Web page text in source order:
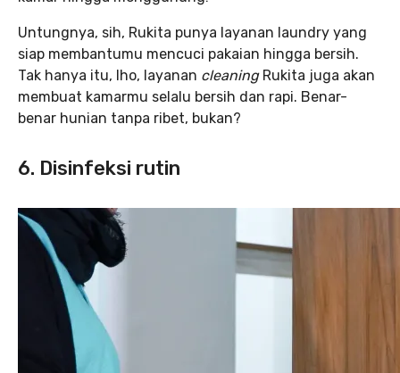
Untungnya, sih, Rukita punya layanan laundry yang
siap membantumu mencuci pakaian hingga bersih.
Tak hanya itu, lho, layanan cleaning Rukita juga akan
membuat kamarmu selalu bersih dan rapi. Benar-
benar hunian tanpa ribet, bukan?
6. Disinfeksi rutin